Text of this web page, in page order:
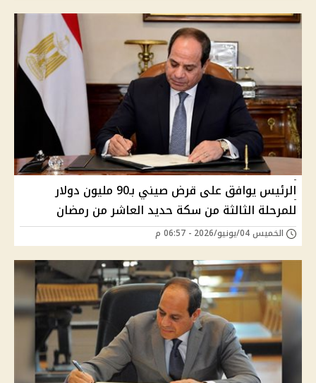
الرئيس يوافق على قرض صيني بـ90 مليون دولار
للمرحلة الثالثة من سكة حديد العاشر من رمضان
الخميس 04/يونيو/2026 - 06:57 م